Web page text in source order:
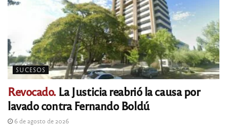
SUCESOS
Revocado. La Justicia reabrió la causa por
lavado contra Fernando Boldú
6 de agosto de 2026